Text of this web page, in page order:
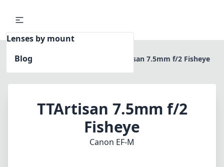
Lenses by mount
Blog
Home TTArtisan 7.5mm f/2 Fisheye
TTArtisan 7.5mm f/2
Fisheye
Canon EF-M